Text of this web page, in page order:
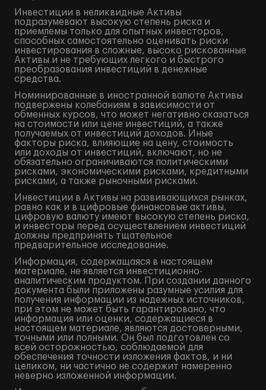
Инвестиции в неликвидные Активы
подразумевают высокую степень риска и
приемлемы только для опытных инвесторов,
способных самостоятельно оценивать риски
инвестирования в сложные, высоко рискованные
Активы и не требующих легкого и быстрого
преобразования инвестиций в денежные
средства.
Номинированные в иностранной валюте Активы
подвержены колебаниям в зависимости от
обменных курсов, что может негативно сказаться
на стоимости или цене инвестиций, а также
получаемых от инвестиций доходов. Иные
факторы риска, влияющие на цену, стоимость
или доходы от инвестиций, включают, но не
обязательно ограничиваются политическими
рисками, экономическими рисками, кредитными
рисками, а также рыночными рисками.
Инвестиции в Активы на развивающихся рынках,
равно как и в цифровые финансовые активы,
цифровую валюту имеют высокую степень риска,
и инвесторы перед осуществлением инвестиций
должны предпринять тщательное
предварительное исследование.
Информация, содержащаяся в настоящем
материале, не является инвестиционно-
аналитическим продуктом. При создании данного
документа были приложены разумные усилия для
получения информации из надежных источников,
при этом не может быть гарантировано, что
информация или оценки, содержащиеся в
настоящем материале, являются достоверными,
точными или полными. Он был подготовлен со
всей осторожностью, соблюдаемой для
обеспечения точности изложения фактов, и ни
целиком, ни частично не содержит намеренно
неверно изложенной информации.